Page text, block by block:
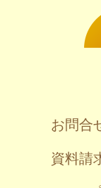
お問合
資料請